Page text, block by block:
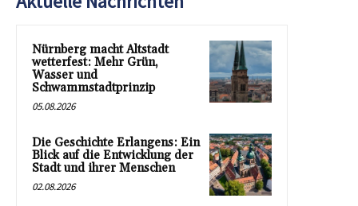
Nürnberg macht Altstadt
wetterfest: Mehr Grün,
Wasser und
Schwammstadtprinzip
05.08.2026
Die Geschichte Erlangens: Ein
Blick auf die Entwicklung der
Stadt und ihrer Menschen
02.08.2026